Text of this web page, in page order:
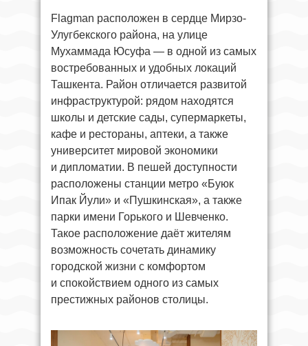
Flagman расположен в сердце Мирзо-
Улугбекского района, на улице
Мухаммада Юсуфа — в одной из самых
востребованных и удобных локаций
Ташкента. Район отличается развитой
инфраструктурой: рядом находятся
школы и детские сады, супермаркеты,
кафе и рестораны, аптеки, а также
университет мировой экономики
и дипломатии. В пешей доступности
расположены станции метро «Буюк
Ипак Йули» и «Пушкинская», а также
парки имени Горького и Шевченко.
Такое расположение даёт жителям
возможность сочетать динамику
городской жизни с комфортом
и спокойствием одного из самых
престижных районов столицы.